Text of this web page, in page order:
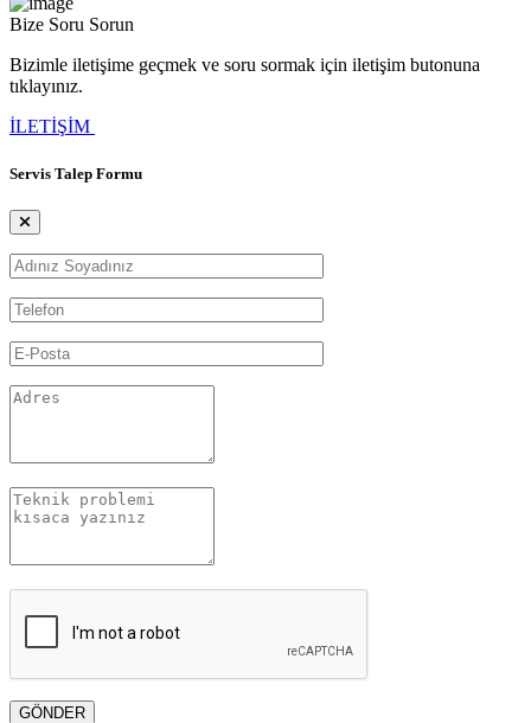
Bize Soru Sorun
Bizimle iletişime geçmek ve soru sormak için iletişim butonuna
tıklayınız.
İLETİŞİM
Servis Talep Formu
GÖNDER